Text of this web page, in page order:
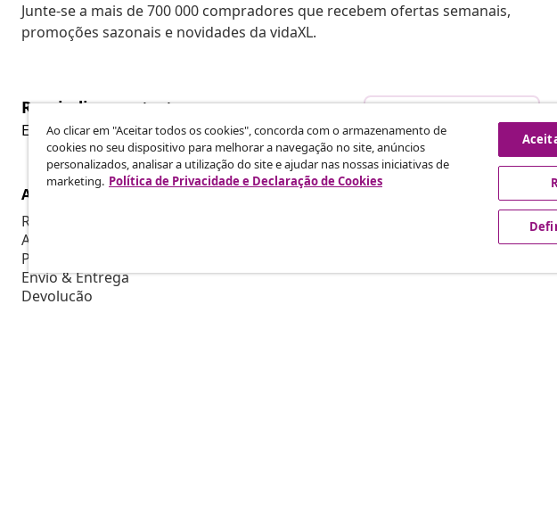
Junte-se a mais de 700 000 compradores que recebem ofertas semanais,
promoções sazonais e novidades da vidaXL.
Rescindir o contrato
Envie um pedido de rescisão da sua encomenda.
Rescindir o contrato
Atendimento ao cliente
Rastreie a sua encomenda
A minha conta
Pagamento
Envio & Entrega
Devolução
Ao clicar em "Aceitar todos os cookies", concorda com o armazenamento de
cookies no seu dispositivo para melhorar a navegação no site, anúncios
personalizados, analisar a utilização do site e ajudar nas nossas iniciativas de
marketing. Política de Privacidade e Declaração de Cookies